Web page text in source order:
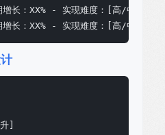
长：XX% - 实现难度：[高/中/低]
长：XX% - 实现难度：[高/中/低]
]